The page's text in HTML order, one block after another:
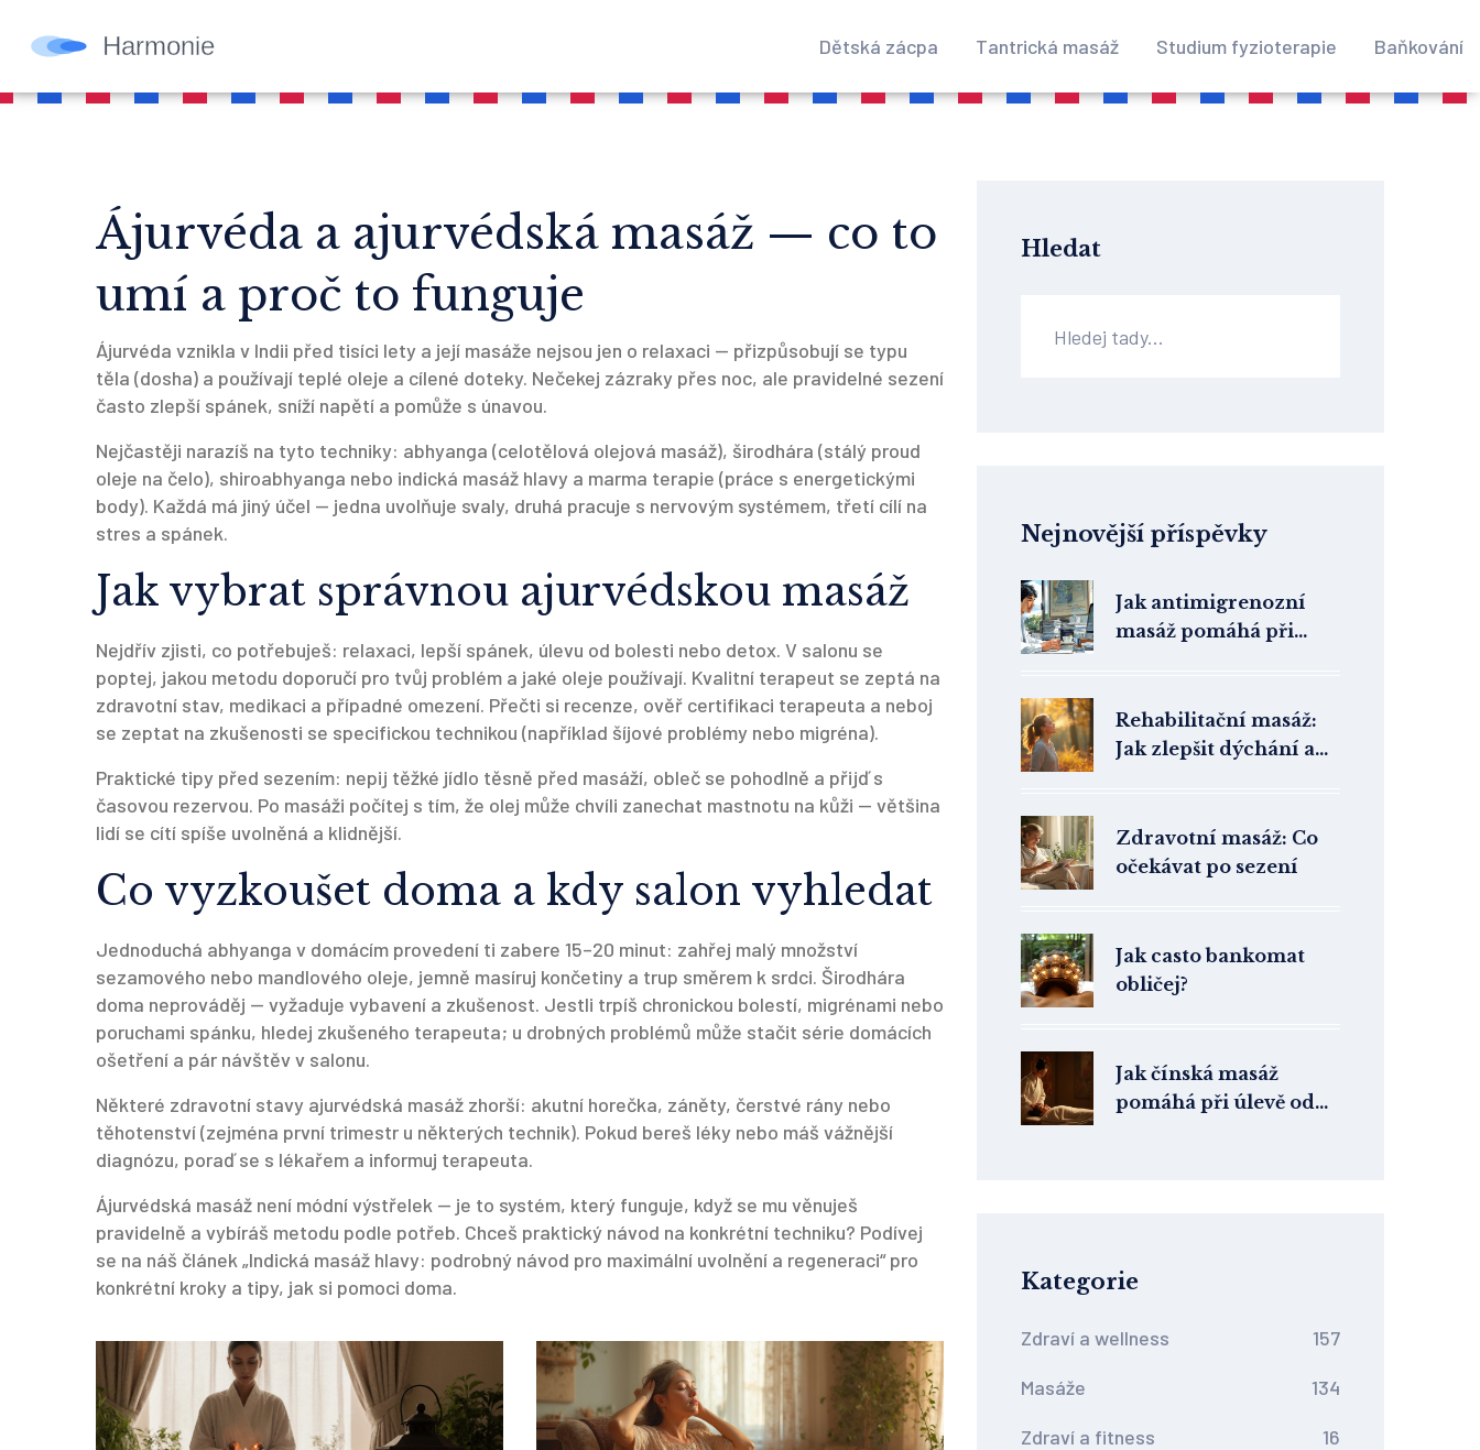
Dětská zácpa Tantrická masáž Studium fyzioterapie Baňkování
Ájurvéda a ajurvédská masáž — co to
umí a proč to funguje
Ájurvéda vznikla v Indii před tisíci lety a její masáže nejsou jen o relaxaci — přizpůsobují se typu
těla (dosha) a používají teplé oleje a cílené doteky. Nečekej zázraky přes noc, ale pravidelné sezení
často zlepší spánek, sníží napětí a pomůže s únavou.
Nejčastěji narazíš na tyto techniky: abhyanga (celotělová olejová masáž), širodhára (stálý proud
oleje na čelo), shiroabhyanga nebo indická masáž hlavy a marma terapie (práce s energetickými
body). Každá má jiný účel — jedna uvolňuje svaly, druhá pracuje s nervovým systémem, třetí cílí na
stres a spánek.
Jak vybrat správnou ajurvédskou masáž
Nejdřív zjisti, co potřebuješ: relaxaci, lepší spánek, úlevu od bolesti nebo detox. V salonu se
poptej, jakou metodu doporučí pro tvůj problém a jaké oleje používají. Kvalitní terapeut se zeptá na
zdravotní stav, medikaci a případné omezení. Přečti si recenze, ověř certifikaci terapeuta a neboj
se zeptat na zkušenosti se specifickou technikou (například šíjové problémy nebo migréna).
Praktické tipy před sezením: nepij těžké jídlo těsně před masáží, obleč se pohodlně a přijď s
časovou rezervou. Po masáži počítej s tím, že olej může chvíli zanechat mastnotu na kůži — většina
lidí se cítí spíše uvolněná a klidnější.
Co vyzkoušet doma a kdy salon vyhledat
Jednoduchá abhyanga v domácím provedení ti zabere 15–20 minut: zahřej malý množství
sezamového nebo mandlového oleje, jemně masíruj končetiny a trup směrem k srdci. Širodhára
doma neprováděj — vyžaduje vybavení a zkušenost. Jestli trpíš chronickou bolestí, migrénami nebo
poruchami spánku, hledej zkušeného terapeuta; u drobných problémů může stačit série domácích
ošetření a pár návštěv v salonu.
Některé zdravotní stavy ajurvédská masáž zhorší: akutní horečka, záněty, čerstvé rány nebo
těhotenství (zejména první trimestr u některých technik). Pokud bereš léky nebo máš vážnější
diagnózu, poraď se s lékařem a informuj terapeuta.
Ájurvédská masáž není módní výstřelek — je to systém, který funguje, když se mu věnuješ
pravidelně a vybíráš metodu podle potřeb. Chceš praktický návod na konkrétní techniku? Podívej
se na náš článek „Indická masáž hlavy: podrobný návod pro maximální uvolnění a regeneraci“ pro
konkrétní kroky a tipy, jak si pomoci doma.
Hledat
Nejnovější příspěvky
Jak antimigrenozní
masáž pomáhá při
Rehabilitační masáž:
Jak zlepšit dýchání a
Zdravotní masáž: Co
očekávat po sezení
Jak casto bankomat
obličej?
Jak čínská masáž
pomáhá při úlevě od
Kategorie
Zdraví a wellness 157
Masáže 134
Zdraví a fitness 16